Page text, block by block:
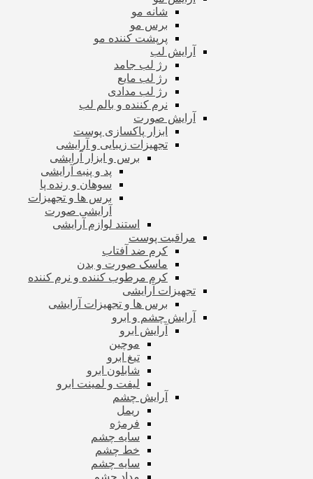
شانه مو
برس مو
پرپشت کننده مو
آرایش لب
رژ لب جامد
رژ لب مایع
رژ لب مدادی
نرم کننده و بالم لب
آرایش صورت
ابزار پاکسازی پوست
تجهیزات زیبایی و آرایشی
برس و ابزار آرایشی
پد و پنبه آرایشی
سوهان و رنده پا
برس ها و تجهیزات
آرایشی صورت
استند لوازم آرایشی
مراقبت پوست
کرم ضد آفتاب
ماسک صورت و بدن
کرم مرطوب کننده و نرم کننده
تجهیزات آرایشی
برس ها و تجهیزات آرایشی
آرایش چشم و ابرو
آرایش ابرو
موچین
تیغ ابرو
شابلون ابرو
لیفت و لمینت ابرو
آرایش چشم
ریمل
فرمژه
سایه چشم
خط چشم
سایه چشم
مداد چشم